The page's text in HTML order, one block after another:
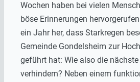
Wochen haben bei vielen
böse Erinnerungen
ein Jahr her, dass Starkregen
Gemeinde Gondelsheim zur
geführt hat: Wie also die
verhindern? Neben einem